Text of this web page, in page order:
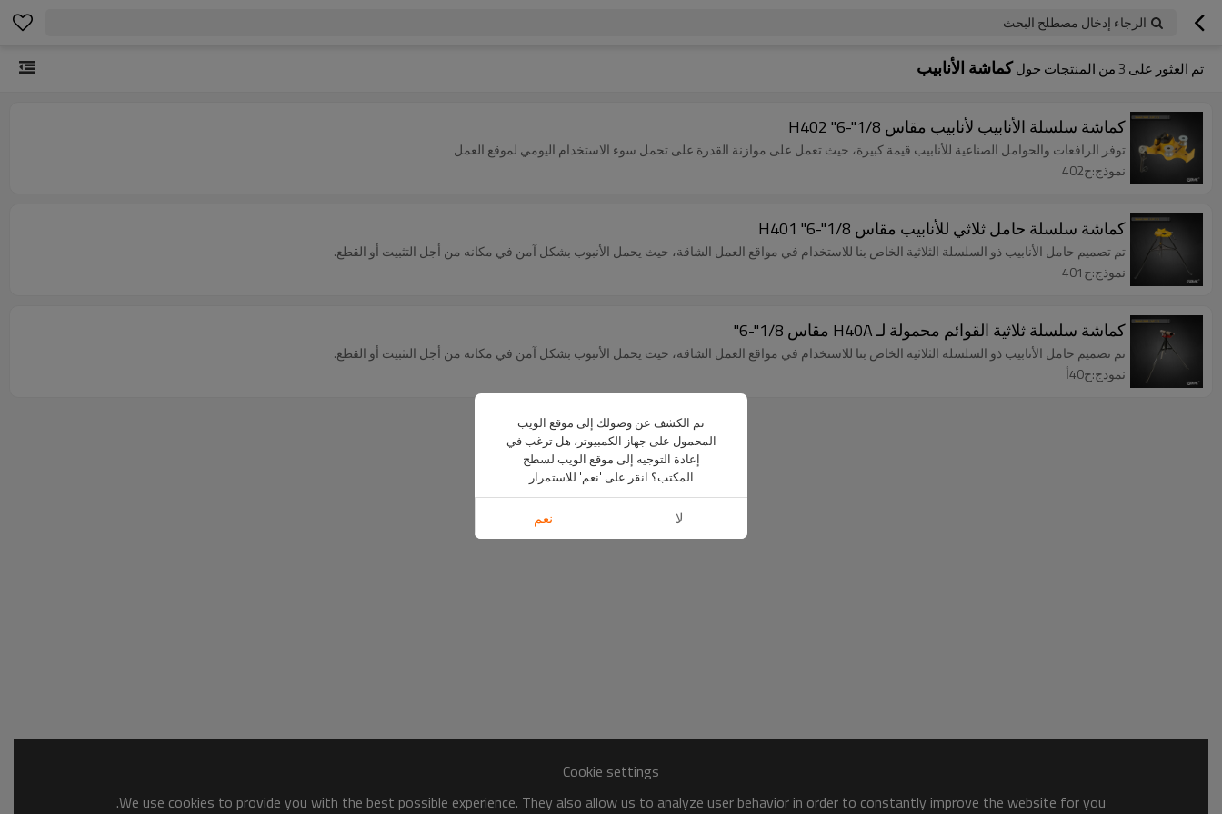
الرجاء إدخال مصطلح البحث
تم العثور على 3من المنتجات حولكماشة الأنابيب
كماشة سلسلة الأنابيب لأنابيب مقاس 1/8"-6" H402
توفر الرافعات والحوامل الصناعية للأنابيب قيمة كبيرة، حيث تعمل على موازنة القدرة على تحمل سوء الاستخدام اليومي لموقع العمل
نموذج:ح402
كماشة سلسلة حامل ثلاثي للأنابيب مقاس 1/8"-6" H401
تم تصميم حامل الأنابيب ذو السلسلة الثلاثية الخاص بنا للاستخدام في مواقع العمل الشاقة، حيث يحمل الأنبوب بشكل آمن في مكانه من أجل التثبيت أو القطع.
نموذج:ح401
كماشة سلسلة ثلاثية القوائم محمولة لـ H40A مقاس 1/8"-6"
تم تصميم حامل الأنابيب ذو السلسلة الثلاثية الخاص بنا للاستخدام في مواقع العمل الشاقة، حيث يحمل الأنبوب بشكل آمن في مكانه من أجل التثبيت أو القطع.
نموذج:ح40أ
Cookie settings
We use cookies to provide you with the best possible experience. They also allow us to analyze user behavior in order to constantly improve the website for you.
تم الكشف عن وصولك إلى موقع الويب
المحمول على جهاز الكمبيوتر، هل ترغب في
إعادة التوجيه إلى موقع الويب لسطح
المكتب؟ انقر على 'نعم' للاستمرار
لا نعم